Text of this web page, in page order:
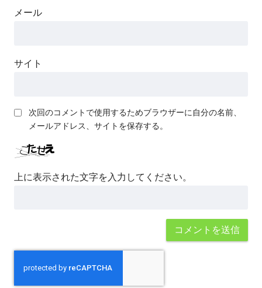
メール
サイト
次回のコメントで使用するためブラウザーに自分の名前、
メールアドレス、サイトを保存する。
上に表示された文字を入力してください。